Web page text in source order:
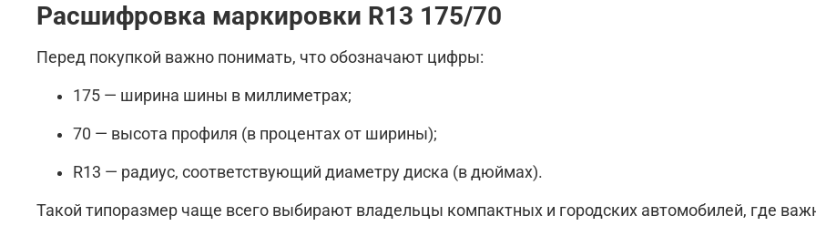
Расшифровка маркировки R13 175/70
Перед покупкой важно понимать, что обозначают цифры:
175 — ширина шины в миллиметрах;
70 — высота профиля (в процентах от ширины);
R13 — радиус, соответствующий диаметру диска (в дюймах).
Такой типоразмер чаще всего выбирают владельцы компактных и городских автомобилей, где